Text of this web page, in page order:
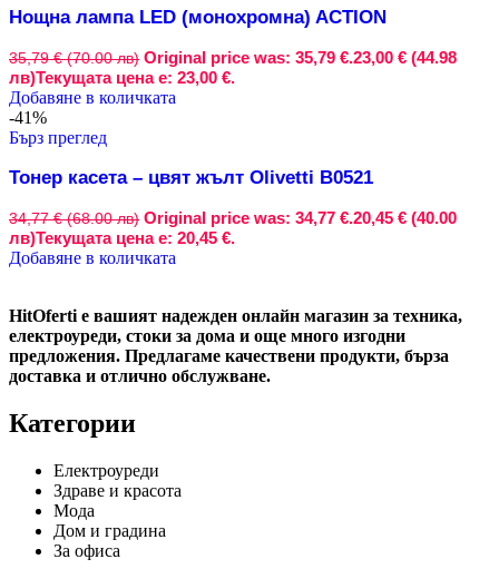
Нощна лампа LED (монохромна) ACTION
35,79 € (70.00 лв) Original price was: 35,79 €.23,00 € (44.98
лв)Текущата цена е: 23,00 €.
Добавяне в количката
-41%
Бърз преглед
Тонер касета – цвят жълт Olivetti B0521
34,77 € (68.00 лв) Original price was: 34,77 €.20,45 € (40.00
лв)Текущата цена е: 20,45 €.
Добавяне в количката
HitOferti е вашият надежден онлайн магазин за техника,
електроуреди, стоки за дома и още много изгодни
предложения. Предлагаме качествени продукти, бърза
доставка и отлично обслужване.
Категории
Електроуреди
Здраве и красота
Мода
Дом и градина
За офиса